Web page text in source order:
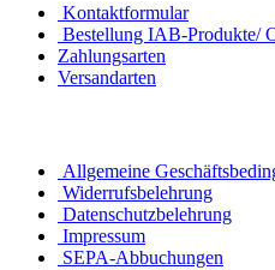
Kontaktformular
Bestellung IAB-Produkte/
Zahlungsarten
Versandarten
Allgemeine
Widerrufsbelehrung
Datenschutzbelehrung
Impressum
SEPA-Abbuchungen